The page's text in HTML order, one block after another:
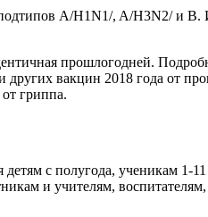
А/Н1N1/, A/H3N2/ и
прошлогодней.
вакцин 2018 года от
гриппа.
с полугода, ученикам 1-11
и учителям,